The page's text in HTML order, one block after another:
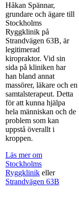
Håkan Spännar,
grundare och ägare till
Stockholms
Ryggklinik på
Strandvägen 63B, är
legitimerad
kiropraktor. Vid sin
sida på kliniken har
han bland annat
massörer, läkare och en
samtalsterapeut. Detta
för att kunna hjälpa
hela människan och de
problem som kan
uppstå överallt i
kroppen.
Läs mer om
Stockholms
Ryggklinik eller
Strandvägen 63B